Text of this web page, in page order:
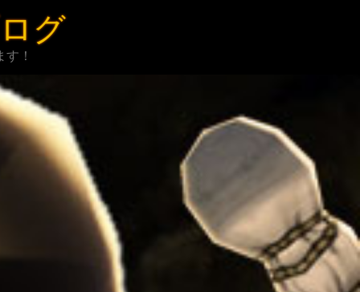
グ
！